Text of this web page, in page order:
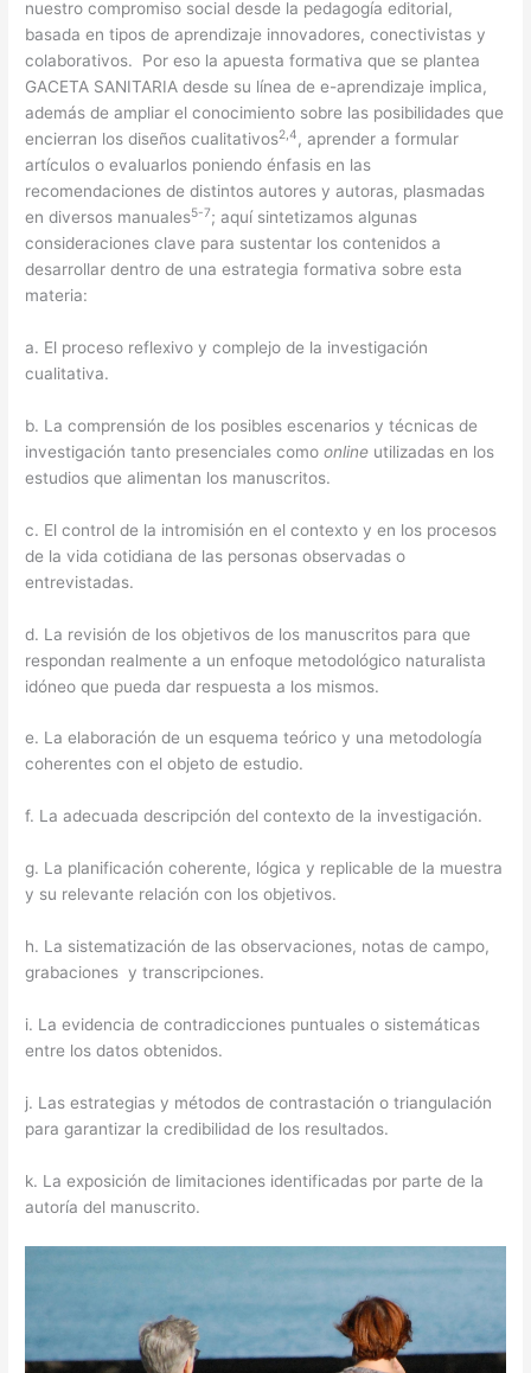
nuestro compromiso social desde la pedagogía editorial,
basada en tipos de aprendizaje innovadores, conectivistas y
colaborativos. Por eso la apuesta formativa que se plantea
GACETA SANITARIA desde su línea de e-aprendizaje implica,
además de ampliar el conocimiento sobre las posibilidades que
encierran los diseños cualitativos2,4 , aprender a formular
artículos o evaluarlos poniendo énfasis en las
recomendaciones de distintos autores y autoras, plasmadas
en diversos manuales5-7; aquí sintetizamos algunas
consideraciones clave para sustentar los contenidos a
desarrollar dentro de una estrategia formativa sobre esta
materia:
a. El proceso reflexivo y complejo de la investigación
cualitativa.
b. La comprensión de los posibles escenarios y técnicas de
investigación tanto presenciales comoonline utilizadas en los
estudios que alimentan los manuscritos.
c. El control de la intromisión en el contexto y en los procesos
de la vida cotidiana de las personas observadas o
entrevistadas.
d. La revisión de los objetivos de los manuscritos para que
respondan realmente a un enfoque metodológico naturalista
idóneo que pueda dar respuesta a los mismos.
e. La elaboración de un esquema teórico y una metodología
coherentes con el objeto de estudio.
f. La adecuada descripción del contexto de la investigación.
g. La planificación coherente, lógica y replicable de la muestra
y su relevante relación con los objetivos.
h. La sistematización de las observaciones, notas de campo,
grabaciones y transcripciones.
i. La evidencia de contradicciones puntuales o sistemáticas
entre los datos obtenidos.
j. Las estrategias y métodos de contrastación o triangulación
para garantizar la credibilidad de los resultados.
k. La exposición de limitaciones identificadas por parte de la
autoría del manuscrito.